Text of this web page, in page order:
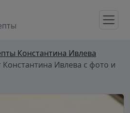
Константина Ивлева
Константина Ивлева с фото и